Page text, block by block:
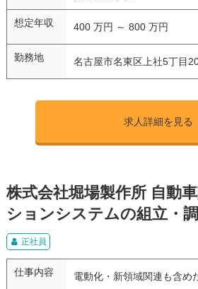
想定年収 400 万円 ～ 800 万円
勤務地 名古屋市名東区上社5丁目
求人詳細を見る
株式会社堀場製作所 自動
ションシステムの組立・
正社員
仕事内容
電動化・新領域関連も含め